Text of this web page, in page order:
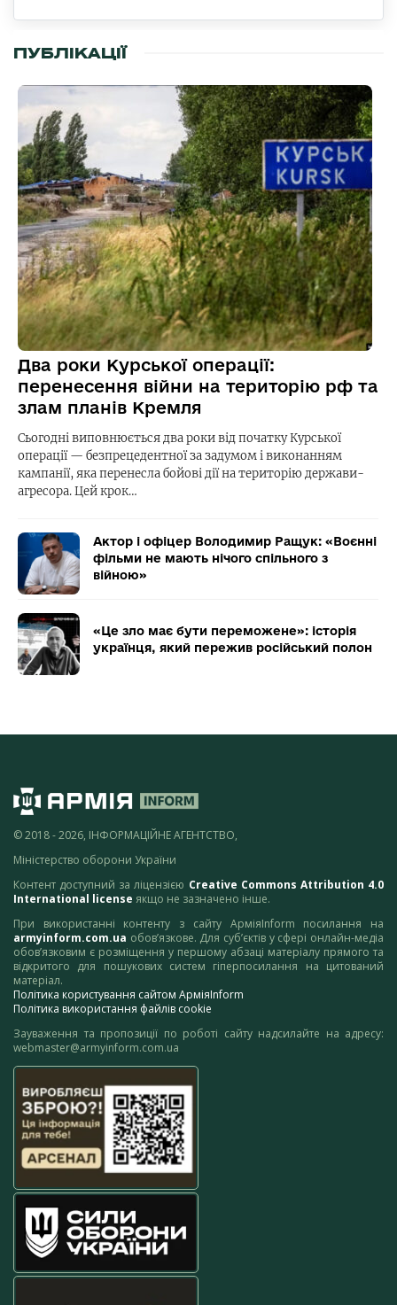
ПУБЛІКАЦІЇ
Два роки Курської операції:
перенесення війни на територію рф та
злам планів Кремля
Сьогодні виповнюється два роки від початку Курської
операції — безпрецедентної за задумом і виконанням
кампанії, яка перенесла бойові дії на територію держави-
агресора. Цей крок…
Актор і офіцер Володимир Ращук: «Воєнні
фільми не мають нічого спільного з
війною»
«Це зло має бути переможене»: історія
українця, який пережив російський полон
© 2018 - 2026, ІНФОРМАЦІЙНЕ АГЕНТСТВО,
Міністерство оборони України
Контент доступний за ліцензією Creative Commons Attribution 4.0
International license якщо не зазначено інше.
При використанні контенту з сайту АрміяInform посилання на
armyinform.com.ua обов’язкове. Для суб’єктів у сфері онлайн-медіа
обов’язковим є розміщення у першому абзаці матеріалу прямого та
відкритого для пошукових систем гіперпосилання на цитований
матеріал.
Політика користування сайтом АрміяInform
Політика використання файлів cookie
Зауваження та пропозиції по роботі сайту надсилайте на адресу:
webmaster@armyinform.com.ua